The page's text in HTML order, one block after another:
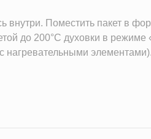
внутри. Поместить пакет в
до 200°С духовки в
нагревательными